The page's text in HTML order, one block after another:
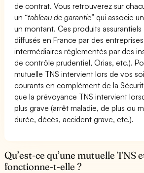
de contrat. Vous retrouverez sur
un “tableau de garantie” qui associe
un montant. Ces produits
diffusés en France par des
intermédiaires réglementés par des
de contrôle prudentiel, Orias, etc.).
mutuelle TNS intervient lors de vos
courants en complément de la
que la prévoyance TNS intervient
plus grave (arrêt maladie, de plus ou
durée, décès, accident grave, etc.).
Qu’est-ce qu’une mutuelle TNS
fonctionne-t-elle ?